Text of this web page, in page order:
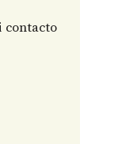
contacto